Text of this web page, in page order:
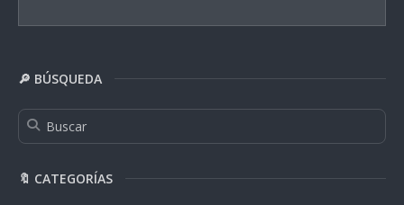
🔎 BÚSQUEDA
🔖 CATEGORÍAS